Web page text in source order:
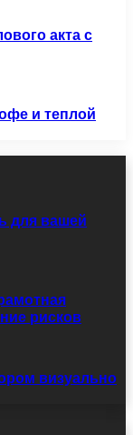
акта с
и теплой
для вашей
рисков
визуально